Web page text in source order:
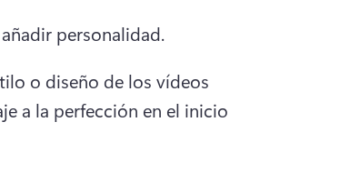
personalidad.
o diseño de los vídeos
a la perfección en el inicio